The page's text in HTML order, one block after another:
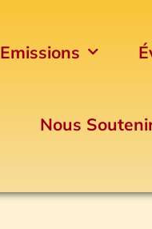
Emissions
Nous